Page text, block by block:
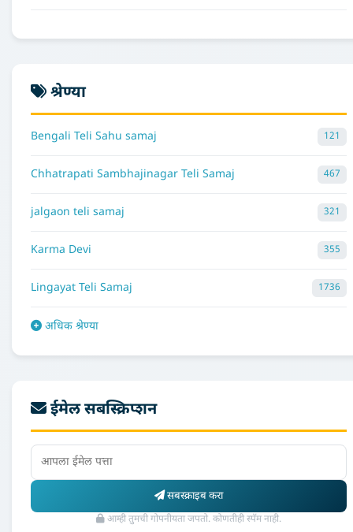
श्रेण्या
Bengali Teli Sahu samaj 121
Chhatrapati Sambhajinagar Teli Samaj 467
jalgaon teli samaj 321
Karma Devi 355
Lingayat Teli Samaj 1736
अधिक श्रेण्या
ईमेल सबस्क्रिप्शन
सबस्क्राइब करा
आम्ही तुमची गोपनीयता जपतो. कोणतीही स्पॅम नाही.